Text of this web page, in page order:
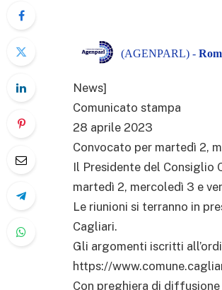
(AGENPARL) -
News]
Comunicato stampa
28 aprile 2023
Convocato per martedì 2,
Il Presidente del Consiglio
martedì 2, mercoledì 3 e
Le riunioni si terranno in
Cagliari.
Gli argomenti iscritti
https://
Con preghiera di diffusione